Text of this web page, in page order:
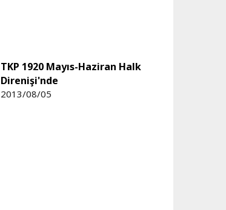
TKP 1920 Mayıs-Haziran Halk
Direnişi'nde
2013/08/05